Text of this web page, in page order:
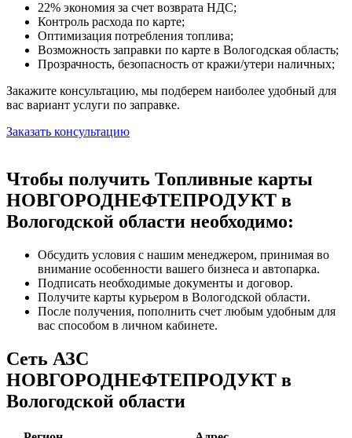
22% экономия за счет возврата НДС;
Контроль расхода по карте;
Оптимизация потребления топлива;
Возможность заправки по карте в Вологодская область;
Прозрачность, безопасность от кражи/утери наличных;
Закажите консультацию, мы подберем наиболее удобный для
вас вариант услуги по заправке.
Заказать консультацию
Чтобы получить Топливные карты
НОВГОРОДНЕФТЕПРОДУКТ в
Вологодской области необходимо:
Обсудить условия с нашим менеджером, принимая во
внимание особенности вашего бизнеса и автопарка.
Подписать необходимые документы и договор.
Получите карты курьером в Вологодской области.
После получения, пополнить счет любым удобным для
вас способом в личном кабинете.
Сеть АЗС
НОВГОРОДНЕФТЕПРОДУКТ в
Вологодской области